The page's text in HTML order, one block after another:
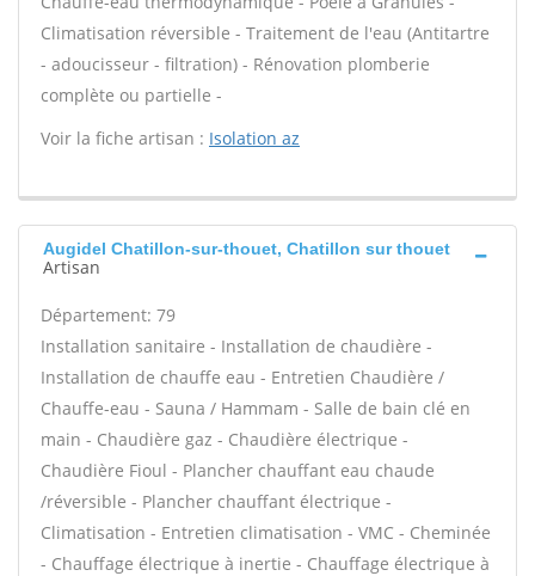
Climatisation réversible - Traitement de l'eau (Antitartre
- adoucisseur - filtration) - Rénovation plomberie
complète ou partielle -
Voir la fiche artisan : Isolation az
Augidel Chatillon-sur-thouet, Chatillon sur thouet
Artisan
Département: 79
Installation sanitaire - Installation de chaudière -
Installation de chauffe eau - Entretien Chaudière /
Chauffe-eau - Sauna / Hammam - Salle de bain clé en
main - Chaudière gaz - Chaudière électrique -
Chaudière Fioul - Plancher chauffant eau chaude
/réversible - Plancher chauffant électrique -
Climatisation - Entretien climatisation - VMC - Cheminée
- Chauffage électrique à inertie - Chauffage électrique à